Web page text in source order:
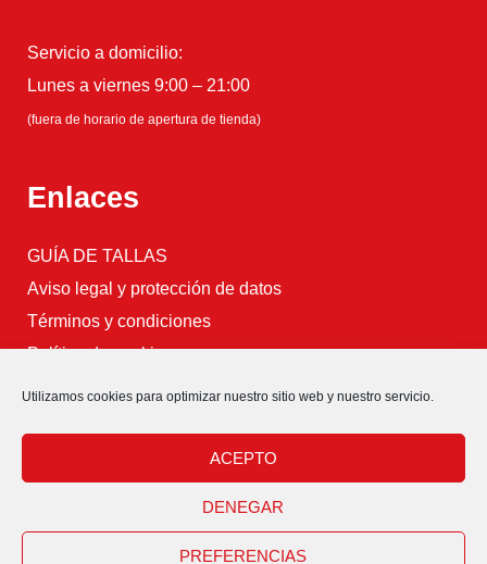
Utilizamos cookies para optimizar nuestro sitio web y nuestro servicio.
ACEPTO
DENEGAR
PREFERENCIAS
Servicio a domicilio:
Lunes a viernes 9:00 – 21:00
(fuera de horario de apertura de tienda)
Enlaces
GUÍA DE TALLAS
Aviso legal y protección de datos
Términos y condiciones
Política de cookies
Copyright © 2026